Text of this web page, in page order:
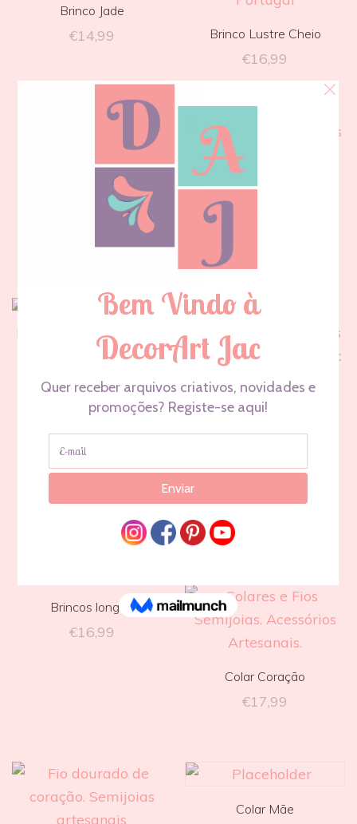
Brinco Jade
€14,99 Brinco Lustre Cheio
€16,99
Brinco Meio Lustre
13,99
Brinco Meio Lustre Verde
Brinco Passion rosé
11,99
Brinco Passion Verde
€11,99
Brincos longos
€16,99
Colar Coração
€17,99
Colar Mãe